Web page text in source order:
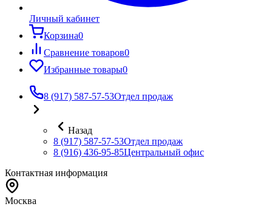
Личный кабинет
Корзина0
Сравнение товаров0
Избранные товары0
8 (917) 587-57-53Отдел продаж
Назад
8 (917) 587-57-53Отдел продаж
8 (916) 436-95-85Центральный офис
Контактная информация
Москва